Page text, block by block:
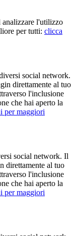
l'utilizzo
per tutti: clicca
social network.
direttamente al tuo
l'inclusione
che hai aperto la
per maggiori
social network. Il
direttamente al tuo
l'inclusione
che hai aperto la
per maggiori